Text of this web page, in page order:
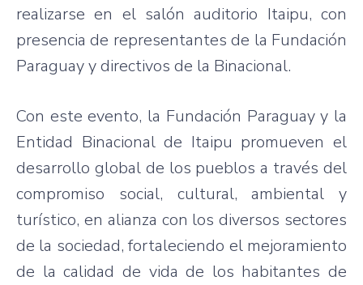
realizarse en el salón auditorio Itaipu, con
presencia de representantes de la Fundación
Paraguay ydirectivos de la Binacional.
Con este evento, la Fundación Paraguay y la
Entidad Binacionalde Itaipu promueven el
desarrollo global de los pueblos a través del
compromiso social, cultural,ambiental y
turístico, en alianza con losdiversos sectores
de la sociedad,fortaleciendo el mejoramiento
de lacalidad de vida de los habitantes de